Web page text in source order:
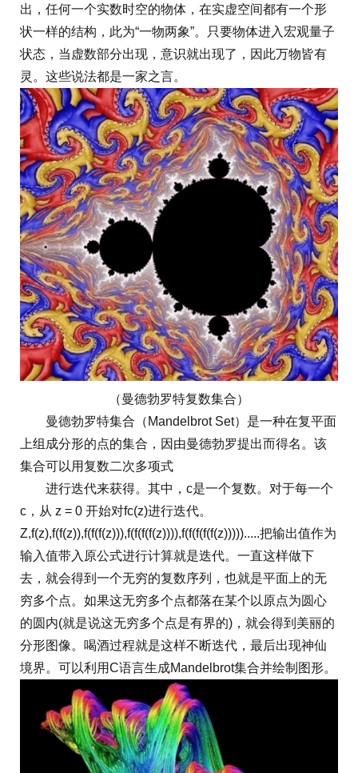
出，任何一个实数时空的物体，在实虚空间都有一个形
状一样的结构，此为“一物两象”。只要物体进入宏观量子
状态，当虚数部分出现，意识就出现了，因此万物皆有
灵。这些说法都是一家之言。
（曼德勃罗特复数集合）
曼德勃罗特集合（Mandelbrot Set）是一种在复平面
上组成分形的点的集合，因由曼德勃罗提出而得名。该
集合可以用复数二次多项式
进行迭代来获得。其中，c是一个复数。对于每一个
c，从 z = 0 开始对fc(z)进行迭代。
Z,f(z),f(f(z)),f(f(f(z))),f(f(f(f(z)))),f(f(f(f(f(z))))).....把输出值作为
输入值带入原公式进行计算就是迭代。一直这样做下
去，就会得到一个无穷的复数序列，也就是平面上的无
穷多个点。如果这无穷多个点都落在某个以原点为圆心
的圆内(就是说这无穷多个点是有界的)，就会得到美丽的
分形图像。喝酒过程就是这样不断迭代，最后出现神仙
境界。可以利用C语言生成Mandelbrot集合并绘制图形。